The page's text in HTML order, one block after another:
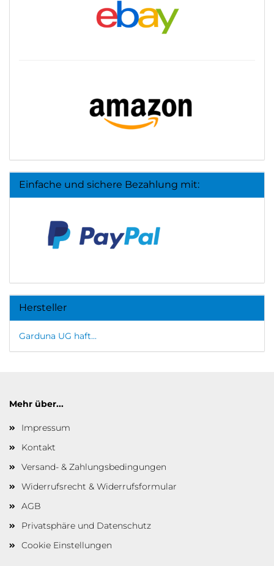
Einfache und sichere Bezahlung mit:
Hersteller
Garduna UG haft...
Mehr über...
Impressum
Kontakt
Versand- & Zahlungsbedingungen
Widerrufsrecht & Widerrufsformular
AGB
Privatsphäre und Datenschutz
Cookie Einstellungen